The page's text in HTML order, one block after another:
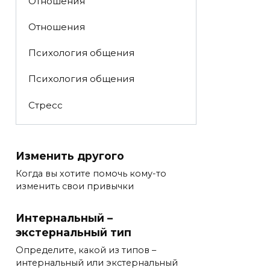
Отношения
Психология общения
Психология общения
Стресс
Изменить другого
Когда вы хотите помочь кому-то
изменить свои привычки
Интернальный –
экстернальный тип
Определите, какой из типов –
интернальный или экстернальный